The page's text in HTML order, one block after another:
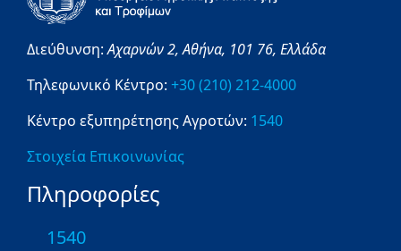
Διεύθυνση:Αχαρνών 2,Αθήνα, 101 76, Ελλάδα
Τηλεφωνικό Κέντρο: +30 (210) 212-4000
Κέντρο εξυπηρέτησης Αγροτών: 1540
Στοιχεία Επικοινωνίας
Πληροφορίες
1540